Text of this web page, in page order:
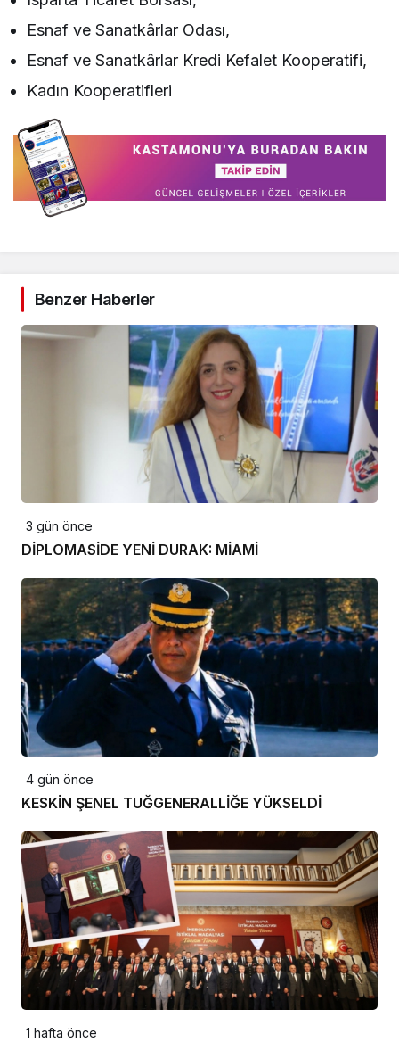
Esnaf ve Sanatkârlar Odası,
Esnaf ve Sanatkârlar Kredi Kefalet Kooperatifi,
Kadın Kooperatifleri
Benzer Haberler
3 gün önce
DİPLOMASİDE YENİ DURAK: MİAMİ
4 gün önce
KESKİN ŞENEL TUĞGENERALLİĞE YÜKSELDİ
1 hafta önce